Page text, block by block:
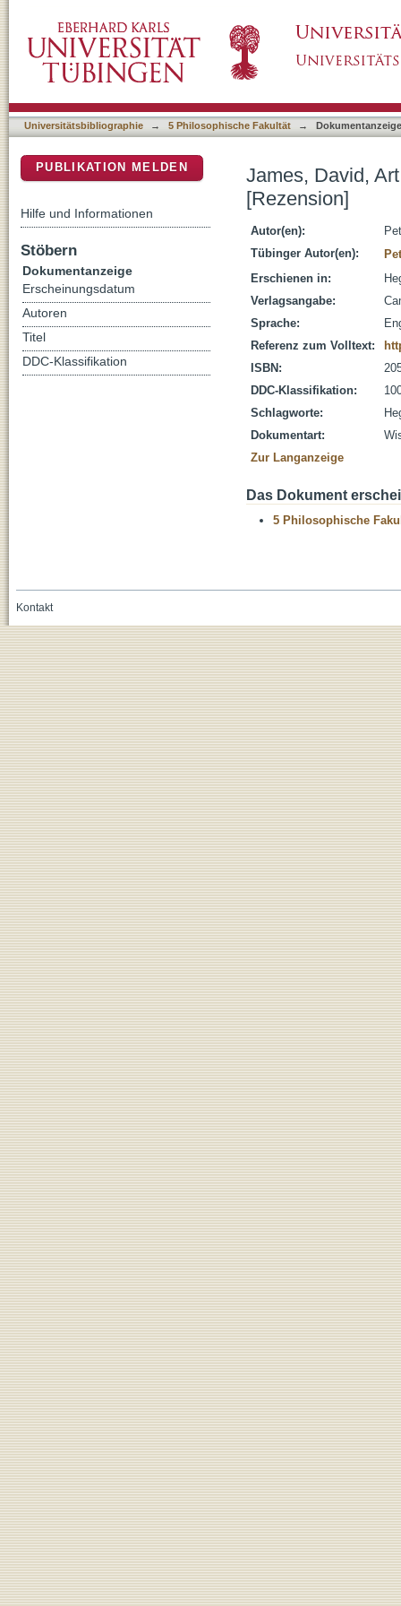
Universitätsbibliographie → 5 Philosophische Fakultät → Dokumentanzeige
James, David,
[Rezension]
Autor(en):
Tübinger Autor(en):
Erschienen in:
Verlagsangabe:
Sprache:
Referenz zum Volltext:
ISBN:
DDC-Klassifikation:
Schlagworte:
Dokumentart:
Zur Langanzeige
Das Dokument
5 Philosophische
PUBLIKATION MELDEN
Hilfe und Informationen
Stöbern
Dokumentanzeige
Erscheinungsdatum
Autoren
Titel
DDC-Klassifikation
Kontakt